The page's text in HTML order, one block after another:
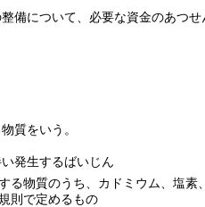
備について、必要な資金のあつ
質をいう。
発生するばいじん
る物質のうち、カドミウム、塩素、
則で定めるもの